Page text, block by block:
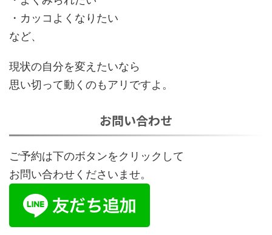
・カッコよくなりたい
など、
現状の自分を変えたいなら
思い切って動くのもアリですよ。
お問い合わせ
ご予約は下のボタンをクリックして
お問い合わせくださいませ。